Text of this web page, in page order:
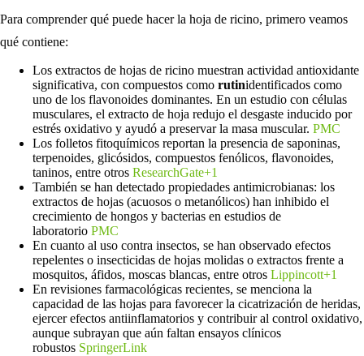
Para comprender qué puede hacer la hoja de ricino, primero veamos
qué contiene:
Los extractos de hojas de ricino muestran actividad antioxidante
significativa, con compuestos como rutinidentificados como
uno de los flavonoides dominantes. En un estudio con células
musculares, el extracto de hoja redujo el desgaste inducido por
estrés oxidativo y ayudó a preservar la masa muscular. PMC
Los folletos fitoquímicos reportan la presencia de saponinas,
terpenoides, glicósidos, compuestos fenólicos, flavonoides,
taninos, entre otros ResearchGate+1
También se han detectado propiedades antimicrobianas: los
extractos de hojas (acuosos o metanólicos) han inhibido el
crecimiento de hongos y bacterias en estudios de
laboratorio PMC
En cuanto al uso contra insectos, se han observado efectos
repelentes o insecticidas de hojas molidas o extractos frente a
mosquitos, áfidos, moscas blancas, entre otros Lippincott+1
En revisiones farmacológicas recientes, se menciona la
capacidad de las hojas para favorecer la cicatrización de heridas,
ejercer efectos antiinflamatorios y contribuir al control oxidativo,
aunque subrayan que aún faltan ensayos clínicos
robustos SpringerLink